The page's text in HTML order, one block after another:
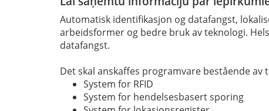
Automatisk identifikasjon og datafangst,
arbeidsformer og bedre bruk av teknologi.
datafangst.
Det skal anskaffes programvare bestående
System for RFID
System for hendelsesbasert sporing